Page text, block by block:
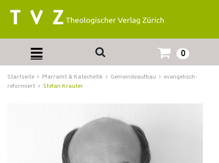
0
Startseite Pfarramt & Katechetik Gemeindeaufbau
evangelisch-
reformiert
Stefan Krauter